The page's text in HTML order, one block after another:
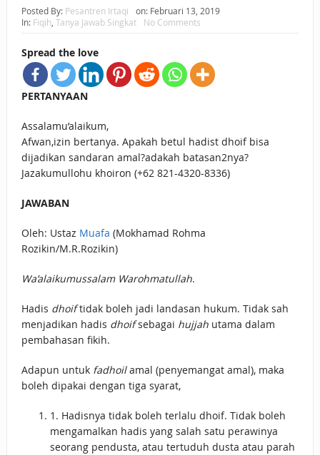
HUKUM MEMBAYAR ZAKAT KEPADA KERABAT SENDIRI
Posted By: Pesantren Irtaqi on: Februari 13, 2019
In: Fiqih Tanya Jawab Singkat No Comments
Spread the love
PERTANYAAN
Assalamu’alaikum,
Afwan,izin bertanya. Apakah betul hadist dhoif bisa
dijadikan sandaran amal?adakah batasan2nya?
Jazakumullohu khoiron (‪+62 821-4320-8336‬)‬‬‬‬‬‬‬‬‬‬‬‬‬‬‬‬‬‬‬‬‬‬‬‬‬‬‬‬
JAWABAN
Oleh: Ustaz Muafa (Mokhamad Rohma
Rozikin/M.R.Rozikin)
Wa’alaikumussalam Warohmatullah.
Hadis dhoiftidak boleh jadi landasan hukum. Tidak sah
menjadikan hadis dhoifsebagai hujjahutama dalam
pembahasan fikih.
Adapun untuk fadhoilamal (penyemangat amal), maka
boleh dipakai dengan tiga syarat,
1. Hadisnya tidak boleh terlalu dhoif. Tidak boleh
mengamalkan hadis yang salah satu perawinya
seorang pendusta, atau tertuduh dusta atau parah